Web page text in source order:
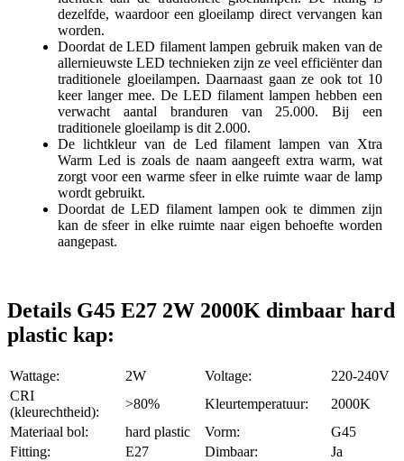
dezelfde, waardoor een gloeilamp direct vervangen kan
worden.
Doordat de LED filament lampen gebruik maken van de
allernieuwste LED technieken zijn ze veel efficiënter dan
traditionele gloeilampen. Daarnaast gaan ze ook tot 10
keer langer mee. De LED filament lampen hebben een
verwacht aantal branduren van 25.000. Bij een
traditionele gloeilamp is dit 2.000.
De lichtkleur van de Led filament lampen van Xtra
Warm Led is zoals de naam aangeeft extra warm, wat
zorgt voor een warme sfeer in elke ruimte waar de lamp
wordt gebruikt.
Doordat de LED filament lampen ook te dimmen zijn
kan de sfeer in elke ruimte naar eigen behoefte worden
aangepast.
Details G45 E27 2W 2000K dimbaar hard
plastic kap:
Wattage: 2W Voltage:
220-240V
CRI
(kleurechtheid):
>80% Kleurtemperatuur:
2000K
Materiaal bol:
hard plastic Vorm:
G45
Fitting:
E27 Dimbaar:
Ja